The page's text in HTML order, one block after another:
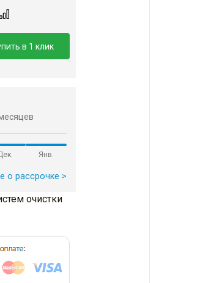
в 1 клик
Янв.
о рассрочке >
очистки